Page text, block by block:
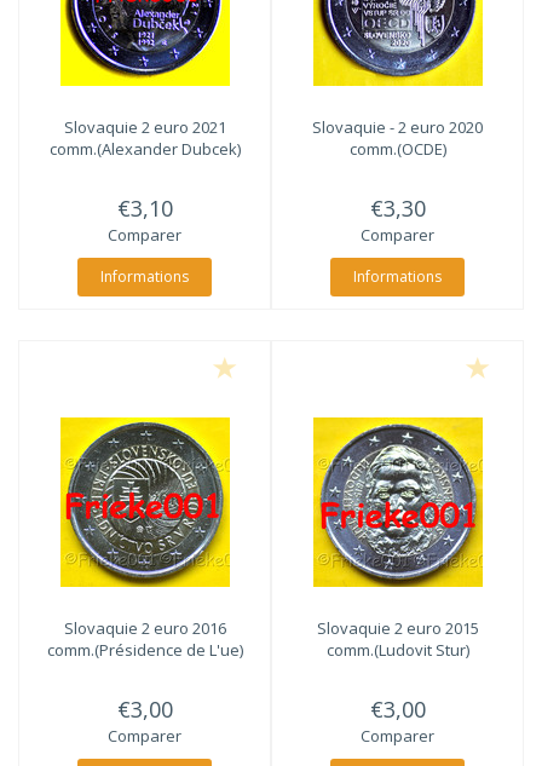
Slovaquie 2 euro 2021
comm.(Alexander Dubcek)
€3,10
Comparer
Informations
Slovaquie - 2 euro 2020
comm.(OCDE)
€3,30
Comparer
Informations
Slovaquie 2 euro 2016
comm.(Présidence de L'ue)
€3,00
Comparer
Slovaquie 2 euro 2015
comm.(Ludovit Stur)
€3,00
Comparer